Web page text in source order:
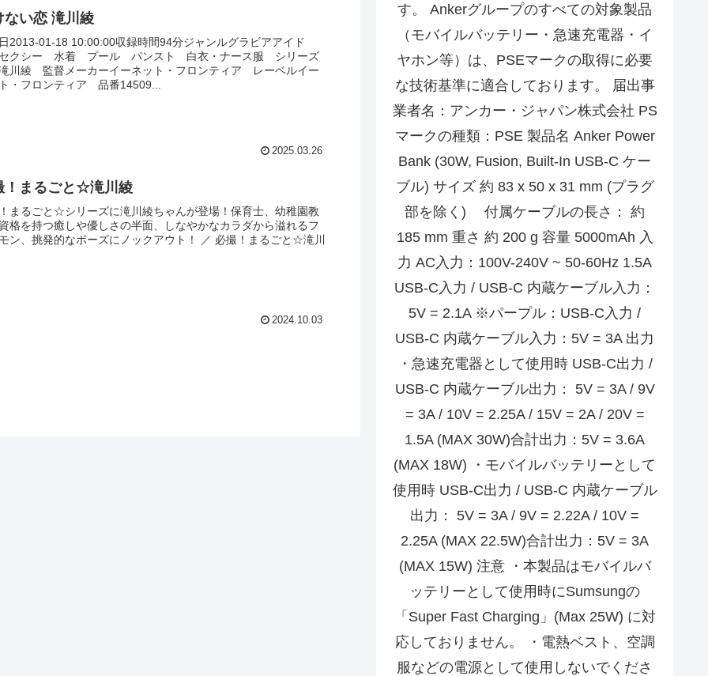
ない恋 滝川綾
2013-01-18 10:00:00収録時間94分ジャンルグラビアアイド
クシー 水着 プール パンスト 白衣・ナース服 シリーズ
川綾 監督メーカーイーネット・フロンティア レーベルイー
・フロンティア 品番14509...
2025.03.26
！まるごと☆滝川綾
まるごと☆シリーズに滝川綾ちゃんが登場！保育士、幼稚園教
格を持つ癒しや優しさの半面、しなやかなカラダから溢れるフ
ン、挑発的なポーズにノックアウト！ ／ 必撮！まるごと☆滝川
2024.10.03
す。 Ankerグループのすべての対象製品
（モバイルバッテリー・急速充電器・イ
ヤホン等）は、PSEマークの取得に必要
な技術基準に適合しております。 届出事
業者名：アンカー・ジャパン株式会社 PS
マークの種類：PSE 製品名 Anker Power
Bank (30W, Fusion, Built-In USB-C ケー
ブル) サイズ 約 83 x 50 x 31 mm (プラグ
部を除く) 付属ケーブルの長さ： 約
185 mm 重さ 約 200 g 容量 5000mAh 入
力 AC入力：100V-240V ~ 50-60Hz 1.5A
USB-C入力 / USB-C 内蔵ケーブル入力：
5V = 2.1A ※パープル：USB-C入力 /
USB-C 内蔵ケーブル入力：5V = 3A 出力
・急速充電器として使用時 USB-C出力 /
USB-C 内蔵ケーブル出力： 5V = 3A / 9V
= 3A / 10V = 2.25A / 15V = 2A / 20V =
1.5A (MAX 30W)合計出力：5V = 3.6A
(MAX 18W) ・モバイルバッテリーとして
使用時 USB-C出力 / USB-C 内蔵ケーブル
出力： 5V = 3A / 9V = 2.22A / 10V =
2.25A (MAX 22.5W)合計出力：5V = 3A
(MAX 15W) 注意 ・本製品はモバイルバ
ッテリーとして使用時にSumsungの
「Super Fast Charging」(Max 25W) に対
応しておりません。 ・電熱ベスト、空調
服などの電源として使用しないでくださ